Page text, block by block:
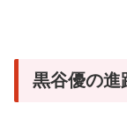
黒谷優の進